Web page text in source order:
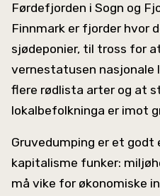
Førdefjorden i Sogn og
Finnmark er fjorder hvor
sjødeponier, til tross for
vernestatusen nasjonale
flere rødlista arter og at
lokalbefolkninga er imot
Gruvedumping er et godt
kapitalisme funker:
må vike for økonomiske